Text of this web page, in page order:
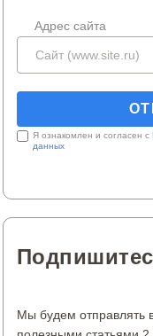
Адрес сайта
Я ознакомлен и согласен с
данных
Мы будем отправлять